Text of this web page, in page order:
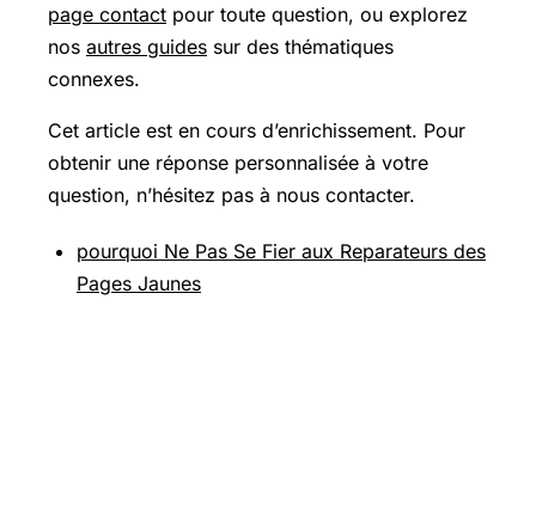
page contact pour toute question, ou explorez
nos autres guides sur des thématiques
connexes.
Cet article est en cours d’enrichissement. Pour
obtenir une réponse personnalisée à votre
question, n’hésitez pas à nous contacter.
pourquoi Ne Pas Se Fier aux Reparateurs des
Pages Jaunes